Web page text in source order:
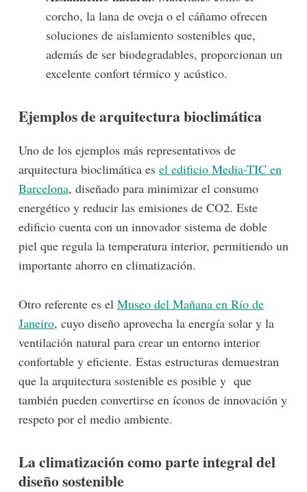
corcho, la lana de oveja o el cáñamo ofrecen
soluciones de aislamiento sostenibles que,
además de ser biodegradables, proporcionan un
excelente confort térmico y acústico.
Ejemplos de arquitectura bioclimática
Uno de los ejemplos más representativos de
arquitectura bioclimática es el edificio Media-TIC en
Barcelona, diseñado para minimizar el consumo
energético y reducir las emisiones de CO2. Este
edificio cuenta con un innovador sistema de doble
piel que regula la temperatura interior, permitiendo un
importante ahorro en climatización.
Otro referente es el Museo del Mañana en Río de
Janeiro, cuyo diseño aprovecha la energía solar y la
ventilación natural para crear un entorno interior
confortable y eficiente. Estas estructuras demuestran
que la arquitectura sostenible es posible y que
también pueden convertirse en íconos de innovación y
respeto por el medio ambiente.
La climatización como parte integral del
diseño sostenible